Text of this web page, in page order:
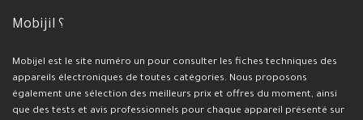
Mobijil ؟
Mobijel est le site numéro un pour consulter les fiches techniques des
appareils électroniques de toutes catégories. Nous proposons
également une sélection des meilleurs prix et offres du moment, ainsi
que des tests et avis professionnels pour chaque appareil présenté sur